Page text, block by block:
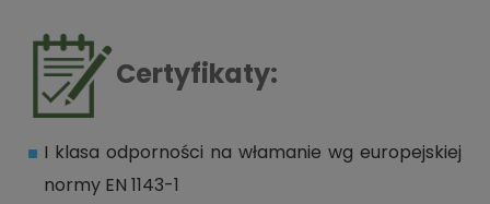
Certyfikaty:
I klasa odporności na włamanie wg europejskiej
normy EN 1143-1